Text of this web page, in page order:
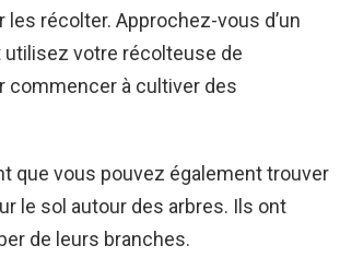
les récolter. Approchez-vous d’un
utilisez votre récolteuse de
commencer à cultiver des
que vous pouvez également trouver
le sol autour des arbres. Ils ont
de leurs branches.